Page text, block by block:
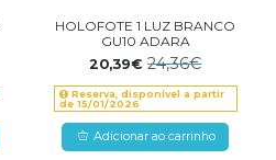
HOLOFOTE 1 LUZ BRANCO
GU10 ADARA
20,39€24,36€
Reserva, disponível a partir
de 15/01/2026
Adicionar ao carrinho